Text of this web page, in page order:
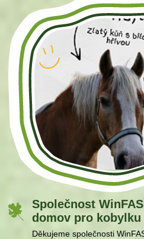
Společnost
domov pro kobylku
Děkujeme společnosti